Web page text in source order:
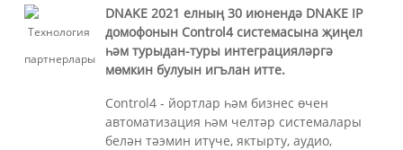
DNAKE 2021 елның 30 июнендә DNAKE IP
домофонын Control4 системасына җиңел
һәм турыдан-туры интеграцияләргә
мөмкин булуын игълан итте.
Control4 - йортлар һәм бизнес өчен
автоматизация һәм челтәр системалары
белән тәэмин итүче, яктырту, аудио,